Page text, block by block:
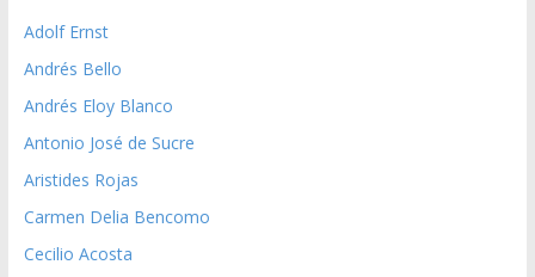
Adolf Ernst
Andrés Bello
Andrés Eloy Blanco
Antonio José de Sucre
Aristides Rojas
Carmen Delia Bencomo
Cecilio Acosta